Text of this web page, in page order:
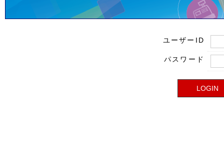
ユーザーID
パスワード